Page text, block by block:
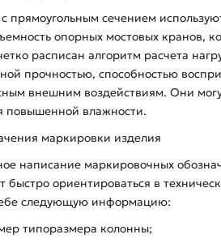
прямоугольным сечением
опорных мостовых кранов,
расписан алгоритм расчета
прочностью, способностью
внешним воздействиям. Они
повышенной влажности.
маркировки изделия
написание маркировочных
быстро ориентироваться в
следующую информацию:
типоразмера колонны;